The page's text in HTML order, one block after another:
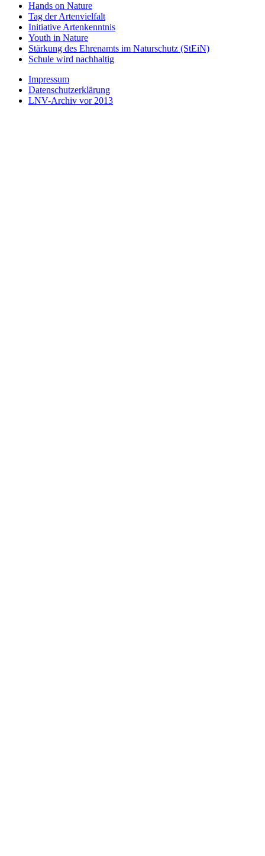
Hands on Nature
Tag der Artenvielfalt
Initiative Artenkenntnis
Youth in Nature
Stärkung des Ehrenamts im Naturschutz (StEiN)
Schule wird nachhaltig
Impressum
Datenschutzerklärung
LNV-Archiv vor 2013